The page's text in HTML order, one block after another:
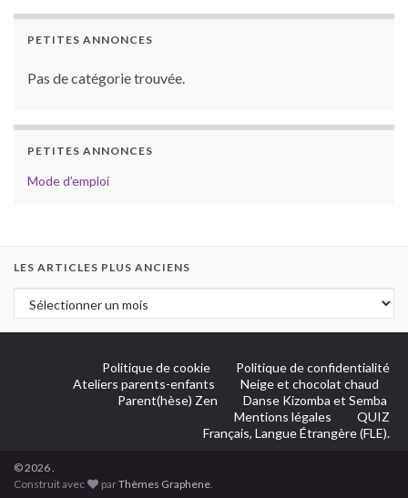
PETITES ANNONCES
Pas de catégorie trouvée.
PETITES ANNONCES
Mode d’emploi
LES ARTICLES PLUS ANCIENS
Politique de cookie
Politique de confidentialité
Ateliers parents-enfants
Neige et chocolat chaud
Parent(hèse) Zen
Danse Kizomba et Semba
Mentions légales
QUIZ
Français, Langue Étrangère (FLE).
© 2026 .
Construit avec
parThèmes Graphene